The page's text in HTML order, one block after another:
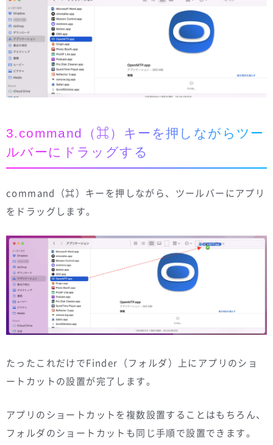
3.command（⌘）キーを押しながらツー
ルバーにドラッグする
command（⌘）キーを押しながら、ツールバーにアプリ
をドラッグします。
たったこれだけでFinder（フォルダ）上にアプリのショ
ートカットの設置が完了します。
アプリのショートカットを複数設置することはもちろん、
フォルダのショートカットも同じ手順で設置できます。